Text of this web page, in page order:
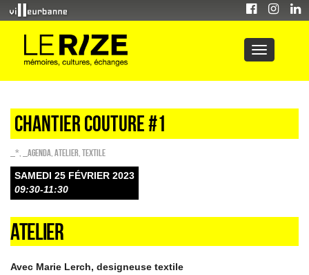
CHANTIER COUTURE #1
_* _Agenda Atelier Textile
SAMEDI 25 FÉVRIER 2023
09:30-11:30
ATELIER
Avec Marie Lerch, designeuse textile